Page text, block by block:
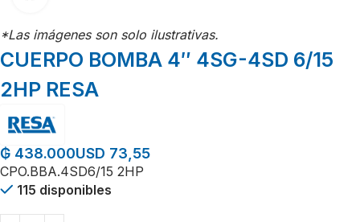
*Las imágenes son solo ilustrativas.
CUERPO BOMBA 4″ 4SG-4SD 6/15
2HP RESA
₲ 438.000USD 73,55
CPO.BBA.4SD6/15 2HP
115 disponibles